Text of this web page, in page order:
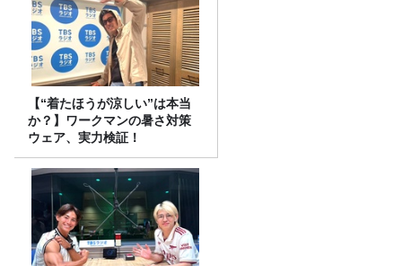
【“着たほうが涼しい”は本当
か？】ワークマンの暑さ対策
ウェア、実力検証！